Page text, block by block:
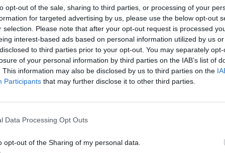
opt-out of the sale, sharing to third parties, or processing of your
for targeted advertising by us, please use the below opt-out
selection. Please note that after your opt-out request is processed
interest-based ads based on personal information utilized by us
to third parties prior to your opt-out. You may separately
of your personal information by third parties on the IAB’s list of
This information may also be disclosed by us to third parties on the
Participants that may further disclose it to other third parties.
Data Processing Opt Outs
opt-out of the Sharing of my personal data.
désinfectant naturel, efficace contre les
Son acidité permet de dissoudre
incrustées. De plus, il ne laisse pas d’odeur
chimiques, et est totalement écologique
gourde est donc une solution simple, sûre
à tous types de matériaux, qu’il s’agisse de
nettoyage efficace
du